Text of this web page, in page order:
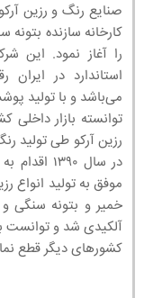
کارخانه سازنده
را آغاز نمود. این
استاندارد در
می‌باشد و با تولید
توانسته بازار
رزین آرکو طی تولید
در سال
موفق به تولید انواع
خمیر و بتونه سنگی و
آلکیدی شد و توانست
کشورهای دیگر قطع